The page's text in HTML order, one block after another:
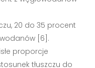
20 do 35 procent
[6].
proporcje
tłuszczu do